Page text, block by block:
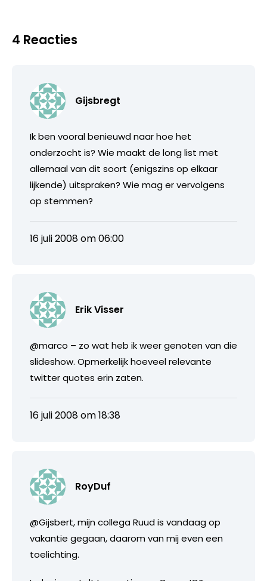
4 Reacties
Gijsbregt
Ik ben vooral benieuwd naar hoe het
onderzocht is? Wie maakt de long list met
allemaal van dit soort (enigszins op elkaar
lijkende) uitspraken? Wie mag er vervolgens
op stemmen?
16 juli 2008 om 06:00
Erik Visser
@marco – zo wat heb ik weer genoten van die
slideshow. Opmerkelijk hoeveel relevante
twitter quotes erin zaten.
16 juli 2008 om 18:38
RoyDuf
@Gijsbert, mijn collega Ruud is vandaag op
vakantie gegaan, daarom van mij even een
toelichting.